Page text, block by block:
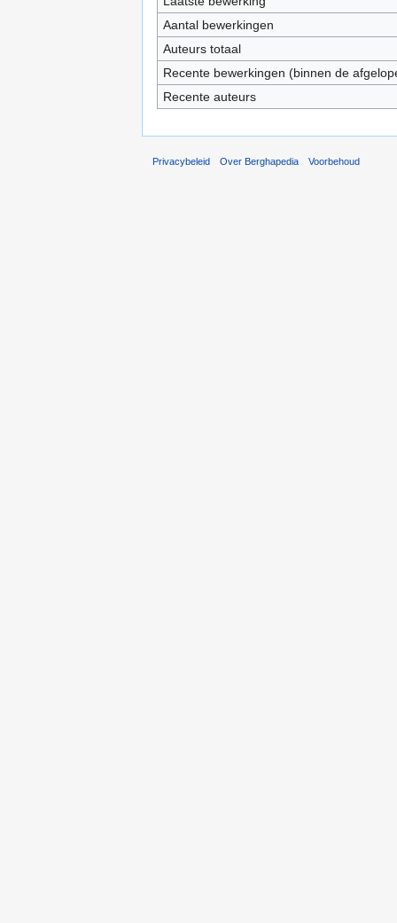
Aantal bewerkingen
Auteurs totaal
Recente bewerkingen (binnen de
Recente auteurs
Privacybeleid Over Berghapedia Voorbehoud